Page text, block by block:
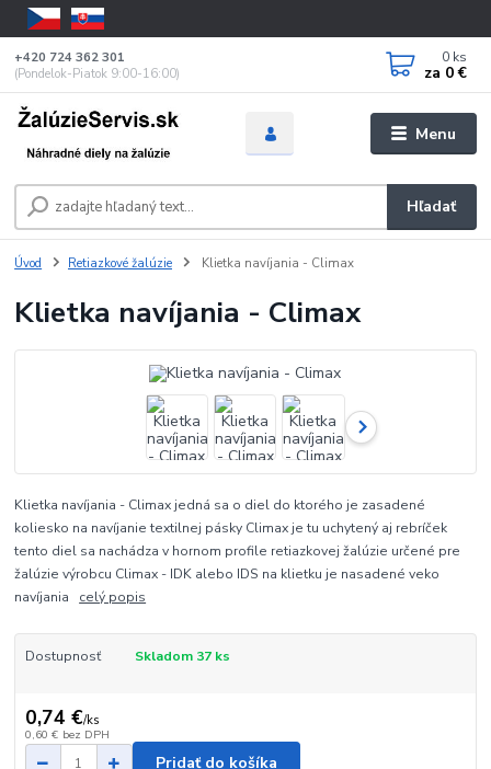
Menu
Hľadať
+420 724 362 301
(Pondelok-Piatok 9:00-16:00)
0 ks
za 0 €
Úvod Retiazkové žalúzie Klietka navíjania - Climax
Klietka navíjania - Climax
Klietka navíjania - Climax jedná sa o diel do ktorého je zasadené
koliesko na navíjanie textilnej pásky Climax je tu uchytený aj rebríček
tento diel sa nachádza v hornom profile retiazkovej žalúzie určené pre
žalúzie výrobcu Climax - IDK alebo IDS na klietku je nasadené veko
navíjania celý popis
Dostupnosť Skladom 37 ks
0,74 €/ks
0,60 € bez DPH
Pridať do košíka